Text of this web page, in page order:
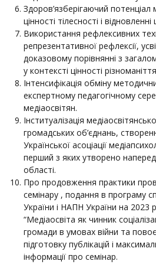
Здоров’язберігаючий потенціал
цінності тілесності і відновленні
Використання рефлексивних
репрезентативної рефлексії,
доказовому порівнянні з
у контексті цінності
Інтенсифікація обміну
експертному педагогічному
медіаосвітян.
Інституалізація
громадських об’єднань,
Української асоціації
перший з яких утворено
області.
Про продовження практики
семінару , подання в програму
України і НАПН України на 2023
“Медіаосвіта як чинник
громади в умовах війни та
підготовку публікацій і
інформації про семінар.